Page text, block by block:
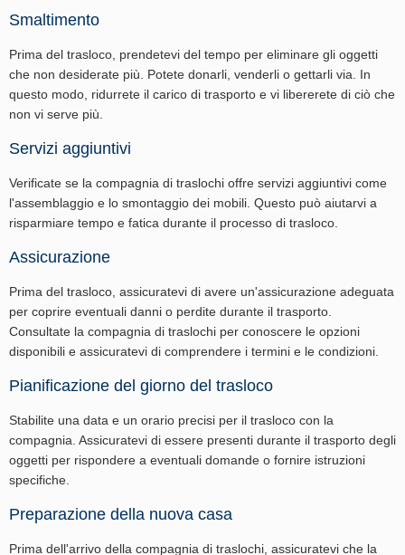
Smaltimento
Prima del trasloco, prendetevi del tempo per eliminare gli oggetti
che non desiderate più. Potete donarli, venderli o gettarli via. In
questo modo, ridurrete il carico di trasporto e vi libererete di ciò che
non vi serve più.
Servizi aggiuntivi
Verificate se la compagnia di traslochi offre servizi aggiuntivi come
l'assemblaggio e lo smontaggio dei mobili. Questo può aiutarvi a
risparmiare tempo e fatica durante il processo di trasloco.
Assicurazione
Prima del trasloco, assicuratevi di avere un'assicurazione adeguata
per coprire eventuali danni o perdite durante il trasporto.
Consultate la compagnia di traslochi per conoscere le opzioni
disponibili e assicuratevi di comprendere i termini e le condizioni.
Pianificazione del giorno del trasloco
Stabilite una data e un orario precisi per il trasloco con la
compagnia. Assicuratevi di essere presenti durante il trasporto degli
oggetti per rispondere a eventuali domande o fornire istruzioni
specifiche.
Preparazione della nuova casa
Prima dell'arrivo della compagnia di traslochi, assicuratevi che la